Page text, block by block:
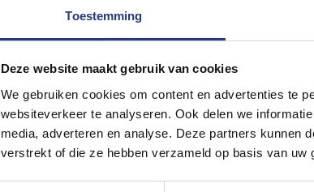
Toestemming
Deze website maakt gebruik van cookies
We gebruiken cookies om content en advertenties te
websiteverkeer te analyseren. Ook delen we
media, adverteren en analyse. Deze partners kunnen
verstrekt of die ze hebben verzameld op basis van uw